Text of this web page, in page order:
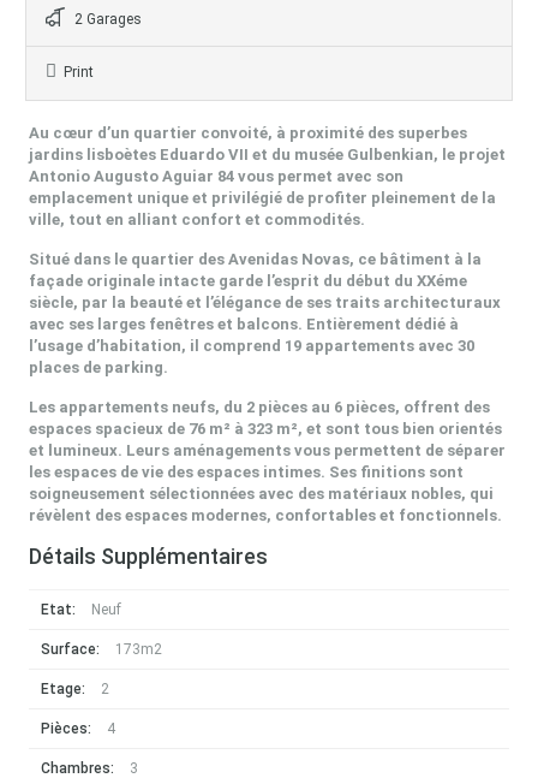
2 Garages
Print
Au cœur d’un quartier convoité, à proximité des superbes
jardins lisboètes Eduardo VII et du musée Gulbenkian, le projet
Antonio Augusto Aguiar 84 vous permet avec son
emplacement unique et privilégié de profiter pleinement de la
ville, tout en alliant confort et commodités.
Situé dans le quartier des Avenidas Novas, ce bâtiment à la
façade originale intacte garde l’esprit du début du XXéme
siècle, par la beauté et l’élégance de ses traits architecturaux
avec ses larges fenêtres et balcons. Entièrement dédié à
l’usage d’habitation, il comprend 19 appartements avec 30
places de parking.
Les appartements neufs, du 2 pièces au 6 pièces, offrent des
espaces spacieux de 76 m² à 323 m², et sont tous bien orientés
et lumineux. Leurs aménagements vous permettent de séparer
les espaces de vie des espaces intimes. Ses finitions sont
soigneusement sélectionnées avec des matériaux nobles, qui
révèlent des espaces modernes, confortables et fonctionnels.
Détails Supplémentaires
Etat: Neuf
Surface: 173m2
Etage: 2
Pièces: 4
Chambres: 3